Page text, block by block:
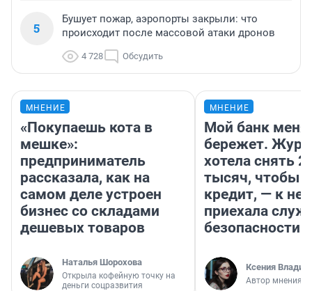
5
Бушует пожар, аэропорты закрыли: что
происходит после массовой атаки дронов
4 728 Обсудить
МНЕНИЕ
«Покупаешь кота в
мешке»:
предприниматель
рассказала, как на
самом деле устроен
бизнес со складами
дешевых товаров
Наталья Шорохова
Открыла кофейную точку на
деньги соцразвития
МНЕНИЕ
Мой банк меня
бережет.
хотела снять
тысяч, чтобы
кредит, — к
приехала
безопасности
Ксения
Автор мнения